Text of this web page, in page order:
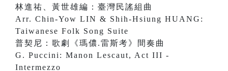
林進祐、黃世雄編：臺灣民謠組曲
Arr. Chin-Yow LIN & Shih-Hsiung HUANG:
Taiwanese Folk Song Suite
普契尼：歌劇《瑪儂.雷斯考》間奏曲
G. Puccini: Manon Lescaut, Act III -
Intermezzo